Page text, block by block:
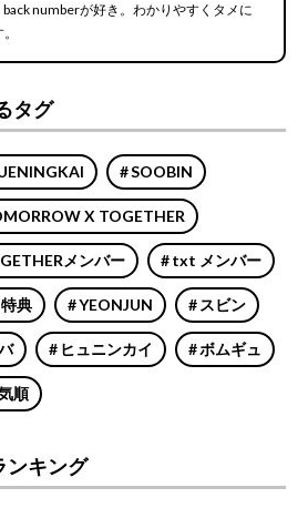
numberが好き。わかりやすくタメに
タグ
SOOBIN
X TOGETHER
メンバー txt メンバー
典 YEONJUN スビン
ヒュニンカイ ボムギュ
順
ンキング